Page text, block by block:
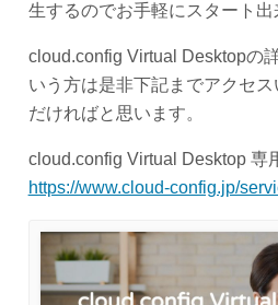
生するのでお手軽にスタート出
cloud.config Virtual Desktopの
いう方は是非下記までアクセ
だければと思います。
cloud.config Virtual Desktop 専
https://www.cloud-config.jp/